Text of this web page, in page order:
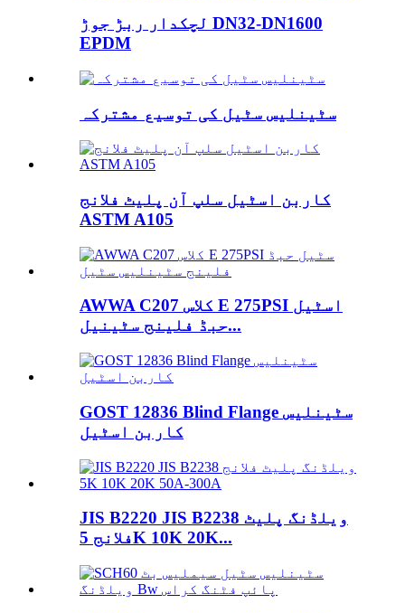
لچکدار ربڑ جوڑ DN32-DN1600
EPDM
سٹینلیس سٹیل کی توسیع مشترکہ
کاربن اسٹیل سلپ آن پلیٹ فلانج
ASTM A105
AWWA C207 کلاس E 275PSI اسٹیل
حبڈ فلینج سٹینیل...
GOST 12836 Blind Flange سٹینلیس
کاربن اسٹیل
JIS B2220 JIS B2238 ویلڈنگ پلیٹ
فلانج 5K 10K 20K...